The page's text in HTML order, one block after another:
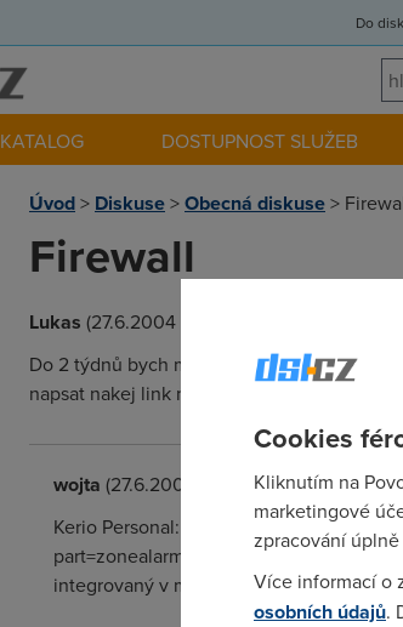
Do
KATALOG DOSTUPNOST SLUŽEB
Úvod> Diskuse>Obecná diskuse>
Firewall
Lukas (27.6.2004 12:53:27)
Do 2 týdnů bych měl mít ADSL od ČRa a
napsat nakej link na nakej dobrej firewall
wojta (27.6.2004 13:02:39)
Kerio Personal: http://www.kerio.cz/
integrovaný v modemu a pak záleží na
Cookies
Kliknutím na
marketingové
zpracování úplně
Více informací o
osobních údajů.